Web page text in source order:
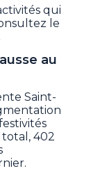
qui
le
au
Saint-
total, 402